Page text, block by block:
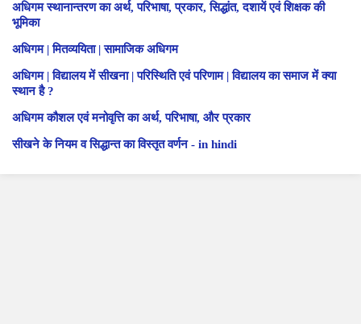
अधिगम स्थानान्तरण का अर्थ, परिभाषा, प्रकार, सिद्धांत, दशायें एवं शिक्षक की
भूमिका
अधिगम | मितव्ययिता | सामाजिक अधिगम
अधिगम | विद्यालय में सीखना | परिस्थिति एवं परिणाम | विद्यालय का समाज में क्या
स्थान है ?
अधिगम कौशल एवं मनोवृत्ति का अर्थ, परिभाषा, और प्रकार
सीखने के नियम व सिद्धान्त का विस्तृत वर्णन - in hindi